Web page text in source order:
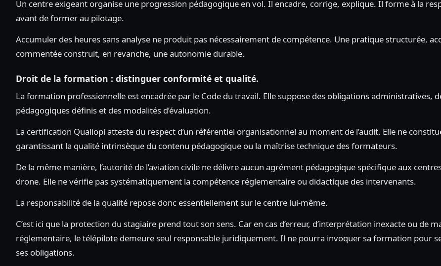
Un centre exigeant organise une progression pédagogique en vol. Il encadre, corrige, explique. Il forme à la
avant de former au pilotage.
Accumuler des heures sans analyse ne produit pas nécessairement de compétence. Une pratique structurée,
commentée construit, en revanche, une autonomie durable.
Droit de la formation : distinguer conformité et qualité.
La formation professionnelle est encadrée par le Code du travail. Elle suppose des obligations administratives,
pédagogiques définis et des modalités d’évaluation.
La certification Qualiopi atteste du respect d’un référentiel organisationnel au moment de l’audit. Elle ne
garantissant la qualité intrinsèque du contenu pédagogique ou la maîtrise technique des formateurs.
De la même manière, l’autorité de l’aviation civile ne délivre aucun agrément pédagogique spécifique aux
drone. Elle ne vérifie pas systématiquement la compétence réglementaire ou didactique des intervenants.
La responsabilité de la qualité repose donc essentiellement sur le centre lui-même.
C’est ici que la protection du stagiaire prend tout son sens. Car en cas d’erreur, d’interprétation inexacte ou de
réglementaire, le télépilote demeure seul responsable juridiquement. Il ne pourra invoquer sa formation pour
ses obligations.